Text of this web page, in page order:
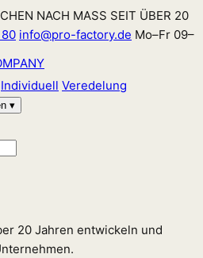
NACH MASS SEIT ÜBER 20
info@pro-factory.de Mo–Fr 09–
Individuell Veredelung
▾
20 Jahren entwickeln und